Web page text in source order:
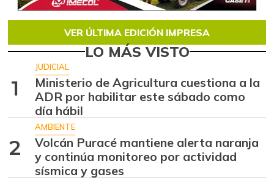
VER ÚLTIMA EDICIÓN IMPRESA
LO MÁS VISTO
1
JUDICIAL
Ministerio de Agricultura cuestiona a la
ADR por habilitar este sábado como
día hábil
2
AMBIENTE
Volcán Puracé mantiene alerta naranja
y continúa monitoreo por actividad
sísmica y gases